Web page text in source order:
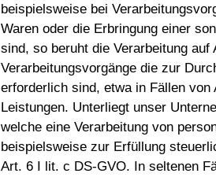
beispielsweise bei
Waren oder die Erbringung einer
sind, so beruht die Verarbeitung
Verarbeitungsvorgänge die zur
erforderlich sind, etwa in Fällen
Leistungen. Unterliegt unser
welche eine Verarbeitung von
beispielsweise zur Erfüllung
Art. 6 I lit. c DS-GVO. In seltenen